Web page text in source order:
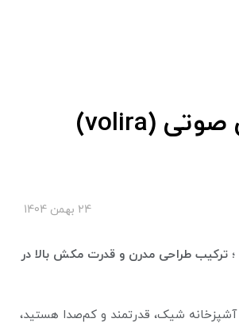
هود فرمان صوتی (volira)
24 بهمن 1404
؛ ترکیب طراحی مدرن و قدرت مکش بالا در
آشپزخانه شیک، قدرتمند و کم‌صدا هستید،